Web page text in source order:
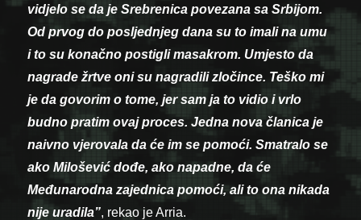
vidjelo se da je Srebrenica povezana sa Srbijom.
Od prvog do posljednjeg dana su to imali na umu
i to su konačno postigli masakrom. Umjesto da
nagrade žrtve oni su nagradili zločince. Teško mi
je da govorim o tome, jer sam ja to vidio i vrlo
budno pratim ovaj proces. Jedna nova članica je
naivno vjerovala da će im se pomoći. Smatralo se
ako Milošević dođe, ako napadne, da će
Međunarodna zajednica pomoći, ali to ona nikada
nije uradila”, rekao je Arria.